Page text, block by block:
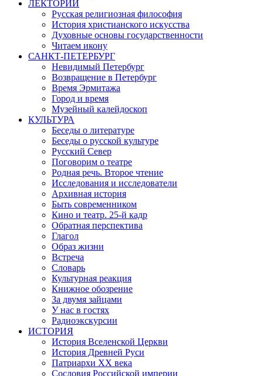
ЛЕКТОРИЙ
Русская религиозная философия
История христианского искусства
Духовные основы государственности
Читаем икону
САНКТ-ПЕТЕРБУРГ
Невидимый Петербург
Возвращение в Петербург
Время Эрмитажа
Город и время
Музейный калейдоскоп
КУЛЬТУРА
Беседы о литературе
Беседы о русской культуре
Русский Север
Поговорим о театре
Родная речь. Второе чтение
Исследования и исследователи
Архивная история
Быть современником
Кино и театр. 25-й кадр
Обратная перспектива
Глагол
Образ жизни
Встреча
Словарь
Культурная реакция
Книжное обозрение
За двумя зайцами
У нас в гостях
Радиоэкскурсии
ИСТОРИЯ
История Вселенской Церкви
История Древней Руси
Патриархи XX века
Сословия Российской империи